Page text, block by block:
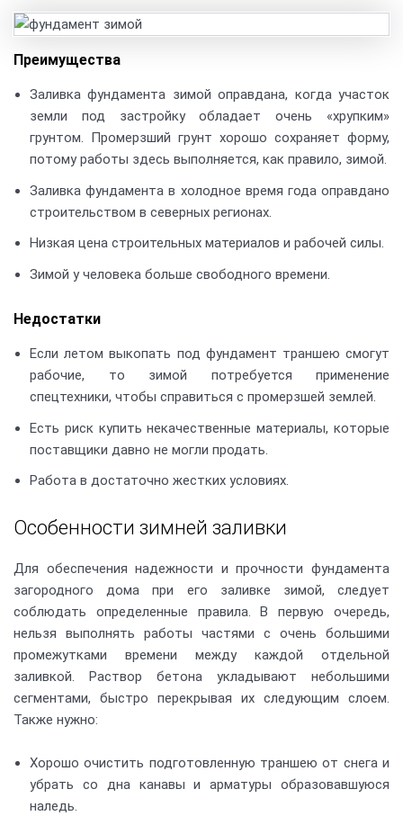
Преимущества
Заливка фундамента зимой оправдана, когда участок
земли под застройку обладает очень «хрупким»
грунтом. Промерзший грунт хорошо сохраняет форму,
потому работы здесь выполняется, как правило, зимой.
Заливка фундамента в холодное время года оправдано
строительством в северных регионах.
Низкая цена строительных материалов и рабочей силы.
Зимой у человека больше свободного времени.
Недостатки
Если летом выкопать под фундамент траншею смогут
рабочие, то зимой потребуется применение
спецтехники, чтобы справиться с промерзшей землей.
Есть риск купить некачественные материалы, которые
поставщики давно не могли продать.
Работа в достаточно жестких условиях.
Особенности зимней заливки
Для обеспечения надежности и прочности фундамента
загородного дома при его заливке зимой, следует
соблюдать определенные правила. В первую очередь,
нельзя выполнять работы частями с очень большими
промежутками времени между каждой отдельной
заливкой. Раствор бетона укладывают небольшими
сегментами, быстро перекрывая их следующим слоем.
Также нужно:
Хорошо очистить подготовленную траншею от снега и
убрать со дна канавы и арматуры образовавшуюся
наледь.